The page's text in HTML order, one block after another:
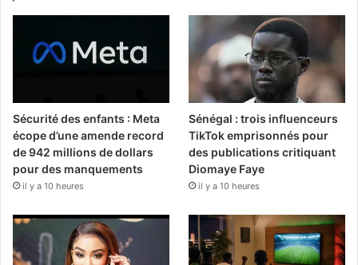
Sécurité des enfants : Meta
écope d’une amende record
de 942 millions de dollars
pour des manquements
il y a 10 heures
Sénégal : trois influenceurs
TikTok emprisonnés pour
des publications critiquant
Diomaye Faye
il y a 10 heures